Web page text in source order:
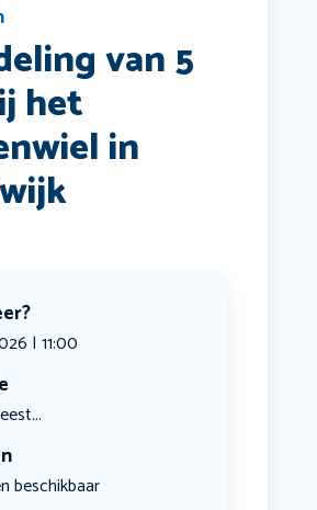
van 5
het
in
| 11:00
beschikbaar